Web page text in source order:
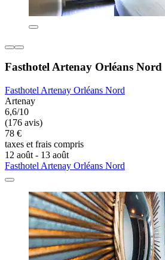
Fasthotel Artenay Orléans Nord
Fasthotel Artenay Orléans Nord
Artenay
6,6/10
(176 avis)
78 €
taxes et frais compris
12 août - 13 août
Fasthotel Artenay Orléans Nord